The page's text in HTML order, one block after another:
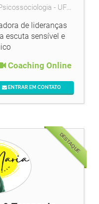
Comportamental, Escritora, Leader Coach
de lideranças
escuta sensível e
Coaching Online
ENTRAR EM CONTATO
DESTAQUE